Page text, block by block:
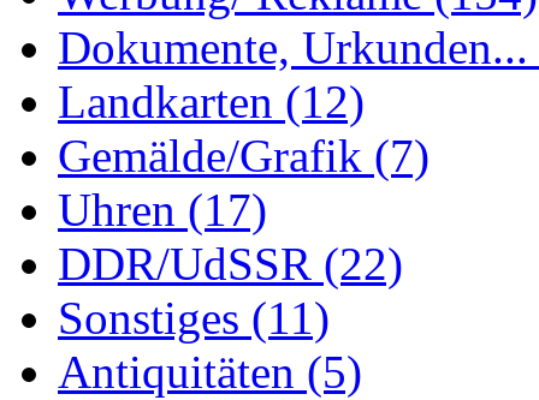
Dokumente, Urkunden...
Landkarten (12)
Gemälde/Grafik (7)
Uhren (17)
DDR/UdSSR (22)
Sonstiges (11)
Antiquitäten (5)